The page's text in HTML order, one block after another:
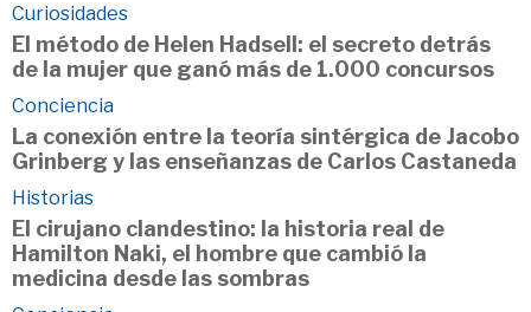
Curiosidades
El método de Helen Hadsell: el secreto detrás
de la mujer que ganó más de 1.000 concursos
Conciencia
La conexión entre la teoría sintérgica de Jacobo
Grinberg y las enseñanzas de Carlos Castaneda
Historias
El cirujano clandestino: la historia real de
Hamilton Naki, el hombre que cambió la
medicina desde las sombras